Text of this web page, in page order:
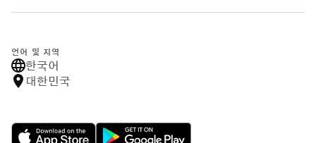
언어 및 지역
한국어
대한민국